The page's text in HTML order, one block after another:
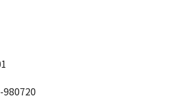
980720